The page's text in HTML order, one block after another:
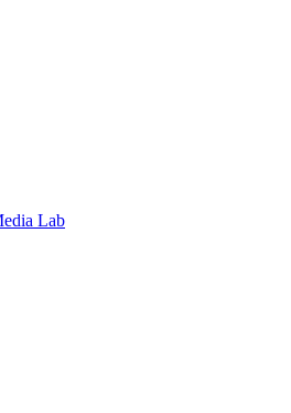
Lab